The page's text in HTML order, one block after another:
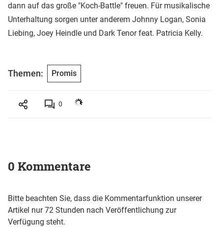
dann auf das große "Koch-Battle" freuen. Für musikalische
Unterhaltung sorgen unter anderem Johnny Logan, Sonia
Liebing, Joey Heindle und Dark Tenor feat. Patricia Kelly.
Themen: Promis
0
0 Kommentare
Bitte beachten Sie, dass die Kommentarfunktion unserer
Artikel nur 72 Stunden nach Veröffentlichung zur
Verfügung steht.